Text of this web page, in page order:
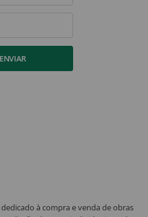
ENVIAR
à compra e venda de obras